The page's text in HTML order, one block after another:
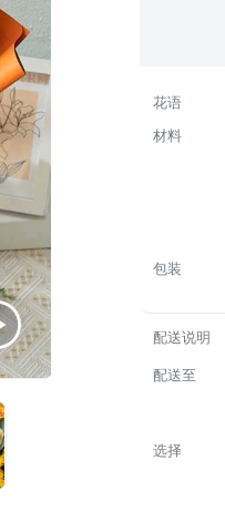
花语
材料
包装
配送说明
配送至
选择